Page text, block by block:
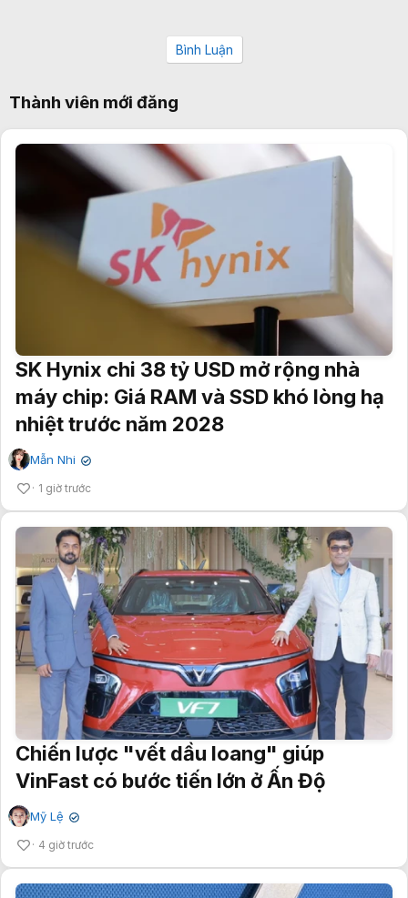
Bình Luận
Thành viên mới đăng
SK Hynix chi 38 tỷ USD mở rộng nhà
máy chip: Giá RAM và SSD khó lòng hạ
nhiệt trước năm 2028
Mẫn Nhi ✔
1 giờ trước
Chiến lược "vết dầu loang" giúp
VinFast có bước tiến lớn ở Ấn Độ
Mỹ Lệ ✔
4 giờ trước